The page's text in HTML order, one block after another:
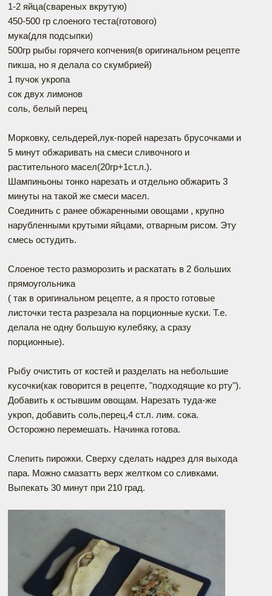
1-2 яйца(свареных вкрутую)
450-500 гр слоеного теста(готового)
мука(для подсыпки)
500гр рыбы горячего копчения(в оригинальном рецепте
пикша, но я делала со скумбрией)
1 пучок укропа
сок двух лимонов
соль, белый перец
Морковку, сельдерей,лук-порей нарезать брусочками и
5 минут обжаривать на смеси сливочного и
растительного масел(20гр+1ст.л.).
Шампиньоны тонко нарезать и отдельно обжарить 3
минуты на такой же смеси масел.
Соединить с ранее обжаренными овощами , крупно
нарубленными крутыми яйцами, отварным рисом. Эту
смесь остудить.
Слоеное тесто разморозить и раскатать в 2 больших
прямоугольника
( так в оригинальном рецепте, а я просто готовые
листочки теста разрезала на порционные куски. Т.е.
делала не одну большую кулебяку, а сразу
порционные).
Рыбу очистить от костей и разделать на небольшие
кусочки(как говорится в рецепте, "подходящие ко рту").
Добавить к остывшим овощам. Нарезать туда-же
укроп, добавить соль,перец,4 ст.л. лим. сока.
Осторожно перемешать. Начинка готова.
Слепить пирожки. Сверху сделать надрез для выхода
пара. Можно смазатть верх желтком со сливками.
Выпекать 30 минут при 210 град.